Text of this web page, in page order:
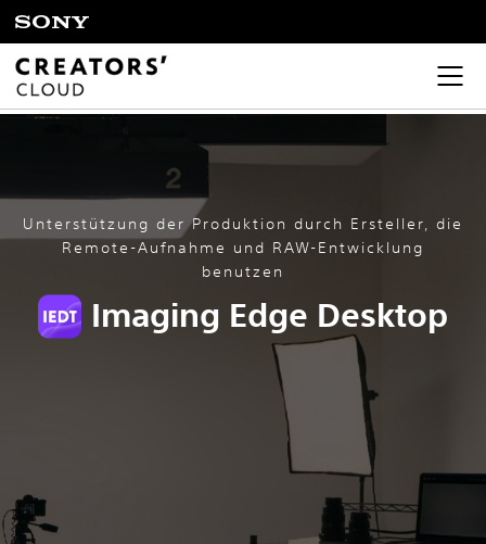
Unterstützung der Produktion durch Ersteller, die
Remote-Aufnahme und RAW-Entwicklung
benutzen
Imaging Edge Desktop